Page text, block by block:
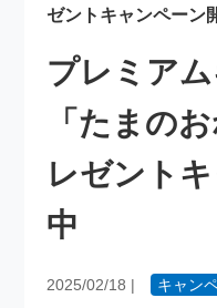
ゼントキャンペーン
プレミア
「たまの
レゼント
中
2025/02/18 | キャン